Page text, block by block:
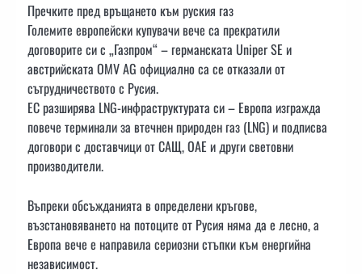
Пречките пред връщането към руския газ
Големите европейски купувачи вече са прекратили
договорите си с „Газпром“ – германската Uniper SE и
австрийската OMV AG официално са се отказали от
сътрудничеството с Русия.
ЕС разширява LNG-инфраструктурата си – Европа изгражда
повече терминали за втечнен природен газ (LNG) и подписва
договори с доставчици от САЩ, ОАЕ и други световни
производители.
Въпреки обсъжданията в определени кръгове,
възстановяването на потоците от Русия няма да е лесно, а
Европа вече е направила сериозни стъпки към енергийна
независимост.